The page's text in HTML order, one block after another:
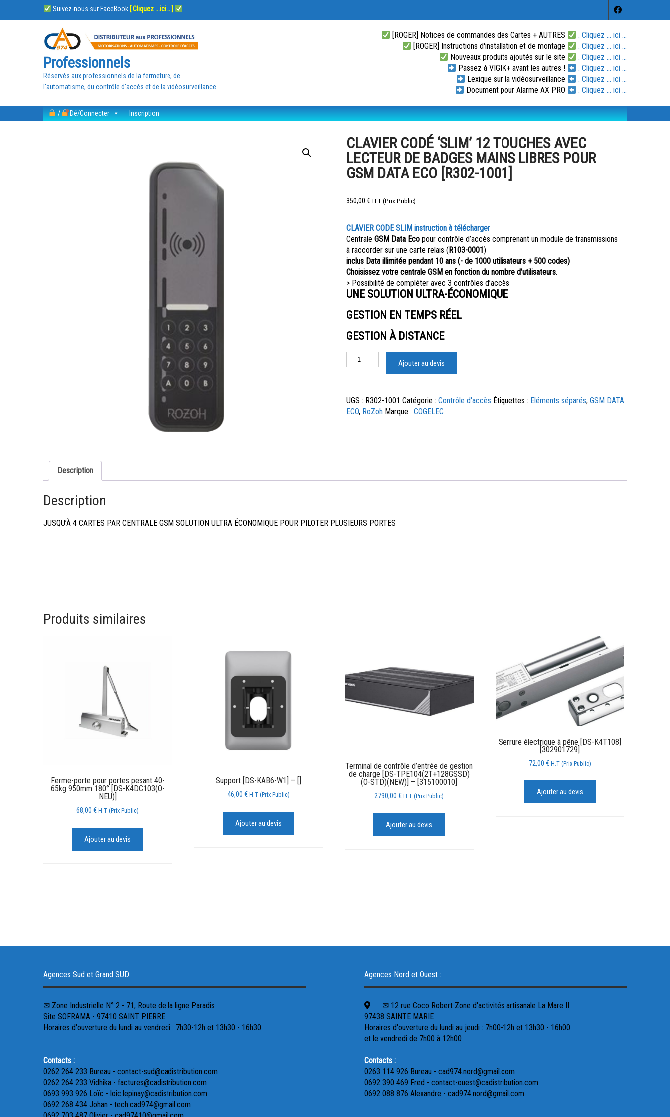
Suivez-nous sur FaceBook [ Cliquez ...ici... ]
Professionnels
Réservés aux professionnels de la fermeture, de
l'automatisme, du contrôle d'accès et de la vidéosurveillance.
[ROGER] Notices de commandes des Cartes + AUTRES
. Cliquez ... ici ...
[ROGER] Instructions d'installation et de montage
. Cliquez ... ici ...
Nouveaux produits ajoutés sur le site
. Cliquez ... ici ...
Passez à VIGIK+ avant les autres !
. Cliquez ... ici ...
Lexique sur la vidéosurveillance
. Cliquez ... ici ...
Document pour Alarme AX PRO
. Cliquez ... ici ...
/ Dé/Connecter Inscription
CLAVIER CODÉ ‘SLIM’ 12 TOUCHES AVEC
LECTEUR DE BADGES MAINS LIBRES POUR
GSM DATA ECO [R302-1001]
350,00€ H.T (Prix Public)
CLAVIER CODE SLIM instruction à télécharger
CentraleGSM Data Eco pour contrôle d’accès comprenant un module de transmissions
à raccorder sur une carte relais (R103-0001)
inclus Data illimitée pendant 10 ans(- de 1000 utilisateurs + 500 codes)
Choisissez votre centrale GSM en fonction du nombre d’utilisateurs.
> Possibilité de compléter avec 3 contrôles d’accès
UNE SOLUTION ULTRA-ÉCONOMIQUE
GESTION EN TEMPS RÉEL
GESTION À DISTANCE
Ajouter au devis
UGS : R302-1001 Catégorie :Contrôle d'accès Étiquettes : Eléments séparés,GSM DATA
ECO, RoZoh Marque :COGELEC
Description
Description
JUSQU’À 4 CARTES PAR CENTRALE GSM SOLUTION ULTRA ÉCONOMIQUE POUR PILOTER PLUSIEURS PORTES
Produits similaires
Ferme-porte pour portes pesant 40-
65kg 950mm 180° [DS-K4DC103(O-
NEU)]
68,00€ H.T (Prix Public)
Ajouter au devis
Support [DS-KAB6-W1] – []
46,00 € H.T (Prix Public)
Ajouter au devis
Terminal de contrôle d’entrée de gestion
de charge [DS-TPE104(2T+128GSSD)
(O-STD)(NEW)] – [315100010]
2790,00€ H.T (Prix Public)
Ajouter au devis
Serrure électrique à pêne [DS-K4T108]
[302901729]
72,00 € H.T (Prix Public)
Ajouter au devis
Agences Sud et Grand SUD :
✉ Zone Industrielle N° 2 - 71, Route de la ligne Paradis
Site SOFRAMA - 97410 SAINT PIERRE
Horaires d'ouverture du lundi au vendredi : 7h30-12h et 13h30 - 16h30
Contacts :
0262 264 233 Bureau - contact-sud@cadistribution.com
0262 264 233 Vidhika - factures@cadistribution.com
0693 993 926 Loïc - loic.lepinay@cadistribution.com
0692 268 434 Johan - tech.cad974@gmail.com
0692 703 487 Olivier - cad97410@gmail.com
Agences Nord et Ouest :
✉ 12 rue Coco Robert Zone d'activités artisanale La Mare II
97438 SAINTE MARIE
Horaires d'ouverture du lundi au jeudi : 7h00-12h et 13h30 - 16h00
et le vendredi de 7h00 à 12h00
Contacts :
0263 114 926 Bureau - cad974.nord@gmail.com
0692 390 469 Fred - contact-ouest@cadistribution.com
0692 088 876 Alexandre - cad974.nord@gmail.com